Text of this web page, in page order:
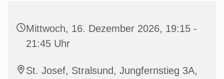
Mittwoch, 16. Dezember 2026, 19:15 -
21:45 Uhr
St. Josef, Stralsund, Jungfernstieg 3A,